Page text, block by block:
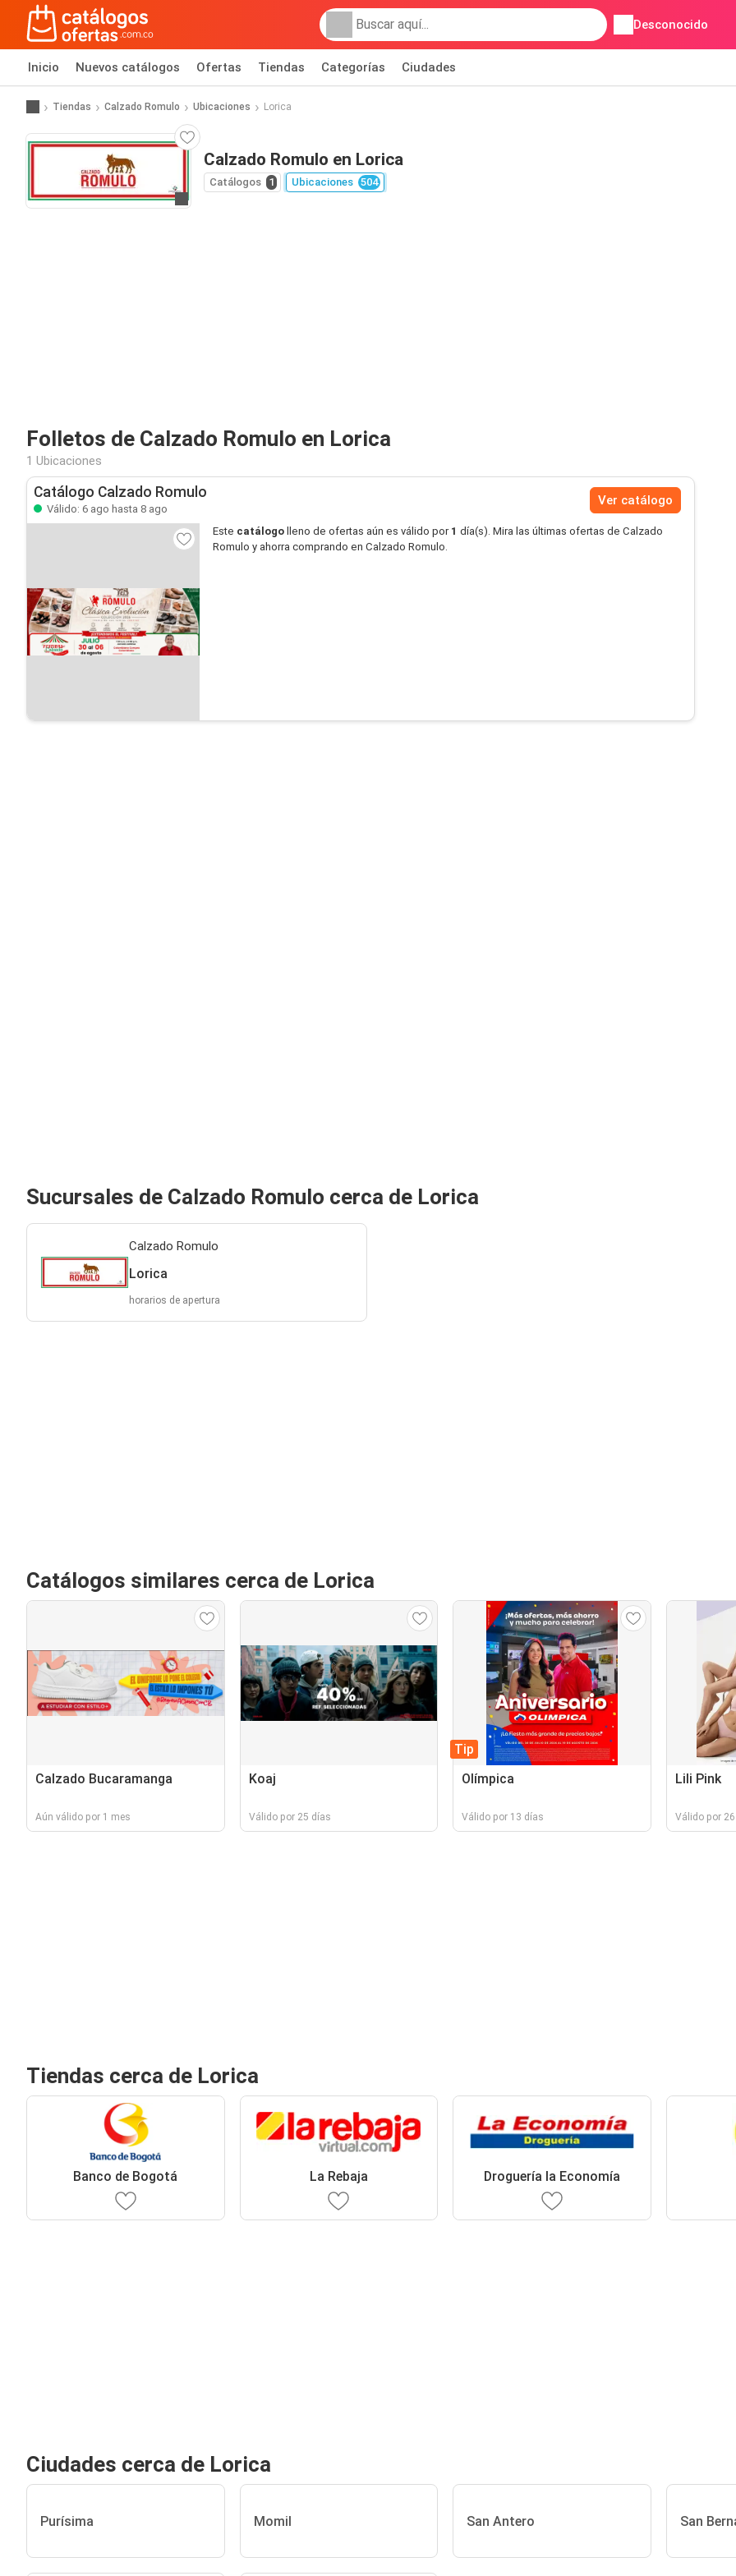
Desconocido
Inicio Nuevos catálogos Ofertas Tiendas Categorías Ciudades
Tiendas Calzado Romulo Ubicaciones Lorica
Ir al sitio
Calzado Romulo en Lorica
Catálogos 1 Ubicaciones 504
Folletos de Calzado Romulo en Lorica
1 Ubicaciones
Catálogo Calzado Romulo
Válido: 6 ago hasta 8 ago
Ver catálogo
Este catálogo lleno de ofertas aún es válido por 1 día(s). Mira las últimas ofertas de Calzado
Romulo y ahorra comprando en Calzado Romulo.
Sucursales de Calzado Romulo cerca de Lorica
Calzado Romulo
Lorica
horarios de apertura
Catálogos similares cerca de Lorica
Calzado Bucaramanga
Aún válido por 1 mes
Koaj
Válido por 25 días
Tip
Olímpica
Válido por 13 días
Lili Pink
Válido por
Tiendas cerca de Lorica
Banco de Bogotá La Rebaja Droguería la Economía
Ciudades cerca de Lorica
Purísima Momil San Antero San